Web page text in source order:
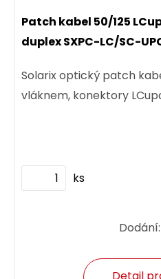
Patch kabel 50/125
duplex SXPC-LC/SC-
Solarix optický patch
vláknem, konektory
ks
Dodání:
Detail